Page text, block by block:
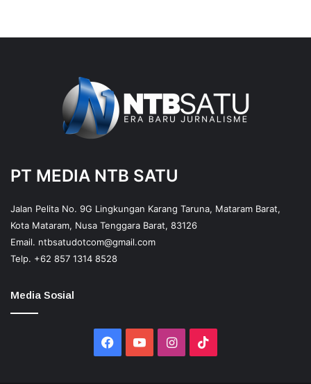
PT MEDIA NTB SATU
Jalan Pelita No. 9G Lingkungan Karang Taruna, Mataram Barat,
Kota Mataram, Nusa Tenggara Barat, 83126
Email. ntbsatudotcom@gmail.com
Telp. +62 857 1314 8528
Media Sosial
Facebook
YouTubeInstagram